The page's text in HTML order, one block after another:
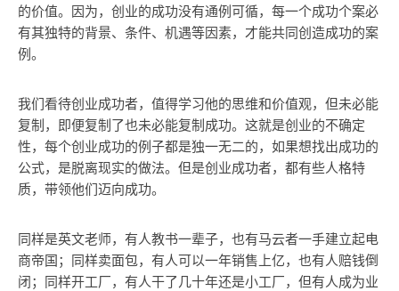
的价值。因为，创业的成功没有通例可循，每一个成功个案必
有其独特的背景、条件、机遇等因素，才能共同创造成功的案
例。
我们看待创业成功者，值得学习他的思维和价值观，但未必能
复制，即便复制了也未必能复制成功。这就是创业的不确定
性，每个创业成功的例子都是独一无二的，如果想找出成功的
公式，是脱离现实的做法。但是创业成功者，都有些人格特
质，带领他们迈向成功。
同样是英文老师，有人教书一辈子，也有马云者一手建立起电
商帝国；同样卖面包，有人可以一年销售上亿，也有人赔钱倒
闭；同样开工厂，有人干了几十年还是小工厂，但有人成为业